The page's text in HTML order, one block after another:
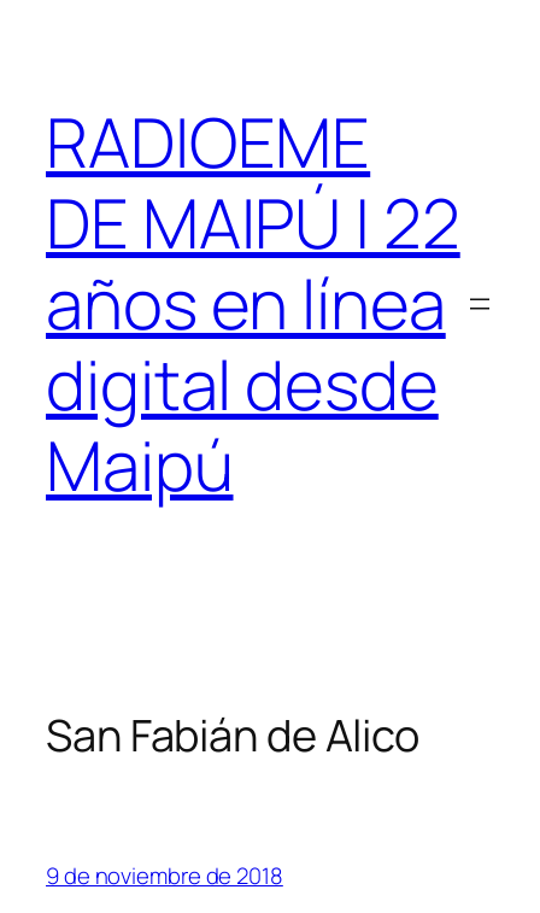
RADIOEME
DE MAIPÚ | 22
años en línea
digital desde
Maipú
San Fabián de Alico
9 de noviembre de 2018